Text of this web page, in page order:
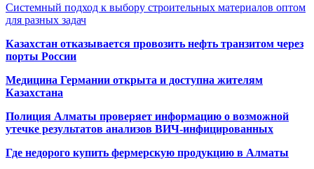
Системный подход к выбору строительных материалов оптом
для разных задач
Казахстан отказывается провозить нефть транзитом через
порты России
Медицина Германии открыта и доступна жителям
Казахстана
Полиция Алматы проверяет информацию о возможной
утечке результатов анализов ВИЧ-инфицированных
Где недорого купить фермерскую продукцию в Алматы